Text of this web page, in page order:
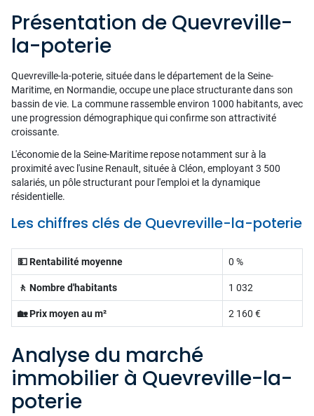
Présentation de Quevreville-
la-poterie
Quevreville-la-poterie, située dans le département de la Seine-
Maritime, en Normandie, occupe une place structurante dans son
bassin de vie. La commune rassemble environ 1000 habitants, avec
une progression démographique qui confirme son attractivité
croissante.
L'économie de la Seine-Maritime repose notamment sur à la
proximité avec l'usine Renault, située à Cléon, employant 3 500
salariés, un pôle structurant pour l'emploi et la dynamique
résidentielle.
Les chiffres clés de Quevreville-la-poterie
💵 Rentabilité moyenne 0 %
🚶 Nombre d'habitants 1 032
🏡 Prix moyen au m² 2 160 €
Analyse du marché
immobilier à Quevreville-la-
poterie